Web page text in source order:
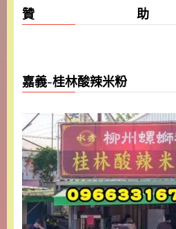
贊 助
嘉義-桂林酸辣米粉